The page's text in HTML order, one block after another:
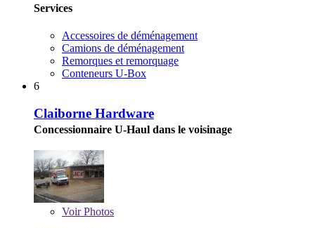
Services
Accessoires de déménagement
Camions de déménagement
Remorques et remorquage
Conteneurs U-Box
6
Claiborne Hardware
Concessionnaire U-Haul dans le voisinage
VoirPhotos